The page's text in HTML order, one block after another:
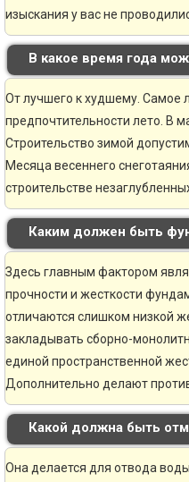
изыскания у вас не
В какое время года
От лучшего к худшему. Самое
предпочтительности лето. В
Строительство зимой
Месяца весеннего
строительстве
Каким должен быть
Здесь главным фактором
прочности и жесткости
отличаются слишком низкой
закладывать сборно-
единой пространственной
Дополнительно делают
Какой должна быть
Она делается для отвода